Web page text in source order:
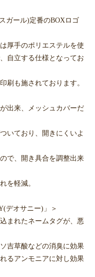
ガール)定番のBOXロゴ
厚手のポリエステルを使
自立する仕様となってお
刷も施されております。
出来、メッシュカバーだ
いており、開きにくいよ
で、開き具合を調整出来
を軽減。
デオサニー)」＞
まれたネームタグが、悪
吉草酸などの消臭に効果
るアンモニアに対し効果